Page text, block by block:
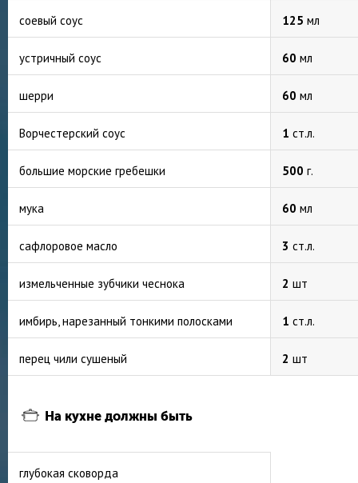
соевый соус 125 мл
устричный соус 60 мл
шерри 60 мл
Ворчестерский соус 1 ст.л.
большие морские гребешки 500 г.
мука 60 мл
сафлоровое масло 3 ст.л.
измельченные зубчики чеснока 2 шт
имбирь, нарезанный тонкими полосками 1 ст.л.
перец чили сушеный 2 шт
На кухне должны быть
глубокая сковорда